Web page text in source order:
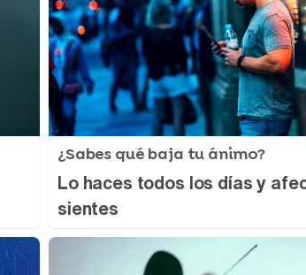
¿Sabes qué baja tu ánimo?
Lo haces todos los días y
sientes